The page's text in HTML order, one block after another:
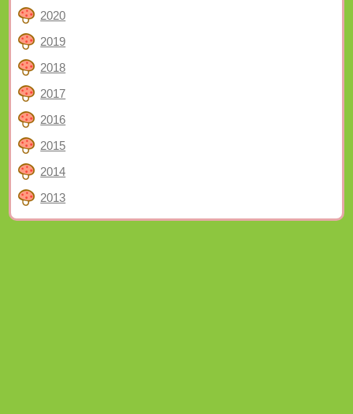
2020
2019
2018
2017
2016
2015
2014
2013